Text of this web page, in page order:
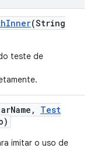
Inner(String
teste de
Name ,
Test
imitar o uso de